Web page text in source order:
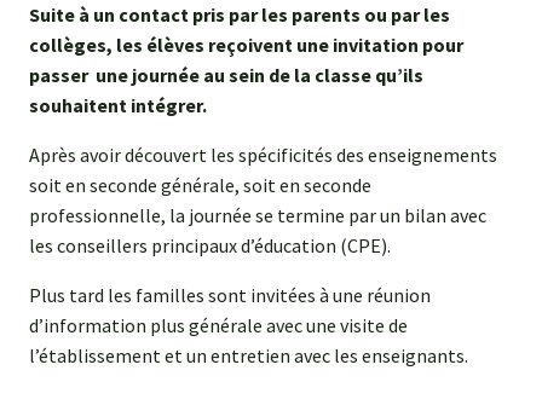
Suite à un contact pris par les parents ou par les
collèges, les élèves reçoivent une invitation pour
passer une journée au sein de la classe qu’ils
souhaitent intégrer.
Après avoir découvert les spécificités des enseignements
soit en seconde générale, soit en seconde
professionnelle, la journée se termine par un bilan avec
les conseillers principaux d’éducation (CPE).
Plus tard les familles sont invitées à une réunion
d’information plus générale avec une visite de
l’établissement et un entretien avec les enseignants.